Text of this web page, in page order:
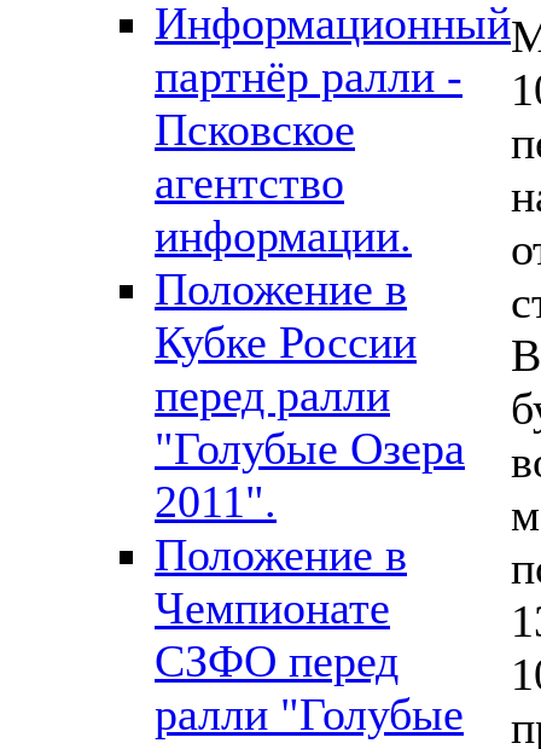
Информационный
партнёр ралли -
Псковское
агентство
информации.
Положение в
Кубке России
перед ралли
"Голубые Озера
2011".
Положение в
Чемпионате
СЗФО перед
ралли "Голубые